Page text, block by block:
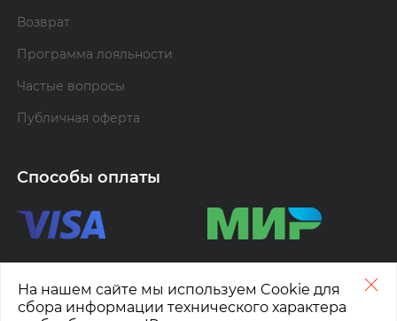
Возврат
Программа лояльности
Частые вопросы
Публичная оферта
Способы оплаты
На нашем сайте мы используем Cookie для
сбора информации технического характера